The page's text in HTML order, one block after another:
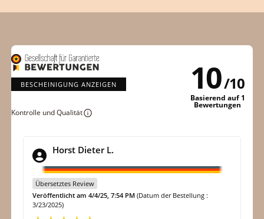
BESCHEINIGUNG ANZEIGEN
Kontrolle und Qualität
10/10
Basierend auf 1
Bewertungen
Horst Dieter L.
Übersetztes Review
Veröffentlicht am 4/4/25, 7:54 PM (Datum der Bestellung :
3/23/2025)